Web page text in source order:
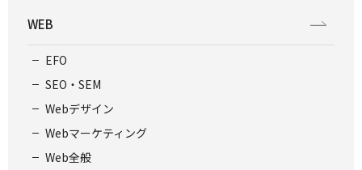
WEB
EFO
SEO・SEM
Webデザイン
Webマーケティング
Web全般